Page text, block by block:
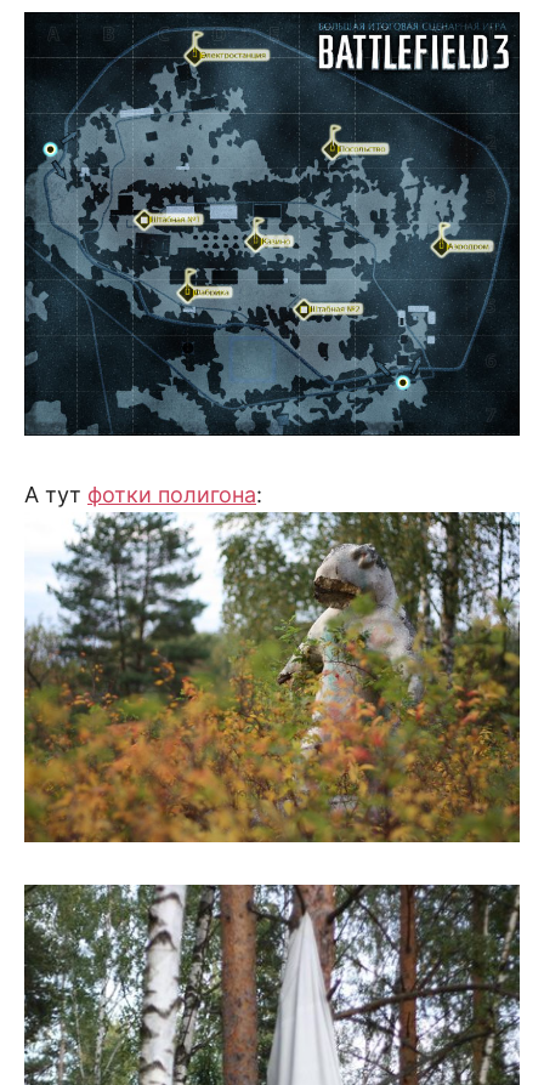
А тут фотки полигона: